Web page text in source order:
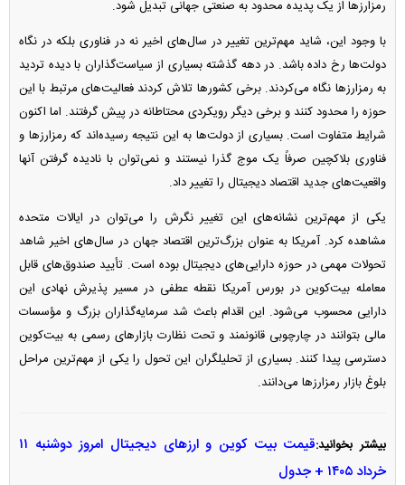
رمزارز‌ها از یک پدیده محدود به صنعتی جهانی تبدیل شود.
با وجود این، شاید مهم‌ترین تغییر در سال‌های اخیر نه در فناوری بلکه در نگاه
دولت‌ها رخ داده باشد. در دهه گذشته بسیاری از سیاست‌گذاران با دیده تردید
به رمزارز‌ها نگاه می‌کردند. برخی کشور‌ها تلاش کردند فعالیت‌های مرتبط با این
حوزه را محدود کنند و برخی دیگر رویکردی محتاطانه در پیش گرفتند. اما اکنون
شرایط متفاوت است. بسیاری از دولت‌ها به این نتیجه رسیده‌اند که رمزارز‌ها و
فناوری بلاکچین صرفاً یک موج گذرا نیستند و نمی‌توان با نادیده گرفتن آنها
واقعیت‌های جدید اقتصاد دیجیتال را تغییر داد.
یکی از مهم‌ترین نشانه‌های این تغییر نگرش را می‌توان در ایالات متحده
مشاهده کرد. آمریکا به عنوان بزرگ‌ترین اقتصاد جهان در سال‌های اخیر شاهد
تحولات مهمی در حوزه دارایی‌های دیجیتال بوده است. تأیید صندوق‌های قابل
معامله بیت‌کوین در بورس آمریکا نقطه عطفی در مسیر پذیرش نهادی این
دارایی محسوب می‌شود. این اقدام باعث شد سرمایه‌گذاران بزرگ و مؤسسات
مالی بتوانند در چارچوبی قانونمند و تحت نظارت بازار‌های رسمی به بیت‌کوین
دسترسی پیدا کنند. بسیاری از تحلیلگران این تحول را یکی از مهم‌ترین مراحل
بلوغ بازار رمزارز‌ها می‌دانند.
بیشتر بخوانید:
قیمت بیت کوین و ارز‌های دیجیتال امروز دوشنبه ۱۱
خرداد ۱۴۰۵ + جدول